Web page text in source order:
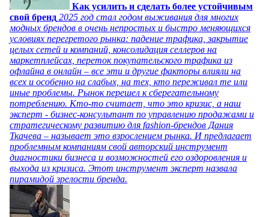
Как усилить и сделать более устойчивым
свой бренд 2025 год стал годом выживания для многих
модных брендов в очень непростых и быстро меняющихся
условиях перегретого рынка: падение трафика, закрытие
целых сетей и компаний, консолидация селлеров на
маркетплейсах, переток покупательского трафика из
офлайна в онлайн – все эти и другие факторы влияли на
всех и особенно на слабых, на тех, кто переживал те или
иные проблемы. Рынок перешел к сберегательному
потреблению. Кто-то считает, что это кризис, а наш
эксперт - бизнес-консультант по управлению продажами и
стратегическому развитию для fashion-брендов Дания
Ткачева – называет это взрослением рынка. И предлагает
проблемным компаниям свой авторский инструмент
диагностики бизнеса и возможностей его оздоровления и
выхода из кризиса. Этот инструмент эксперт назвала
пирамидой зрелости бренда.